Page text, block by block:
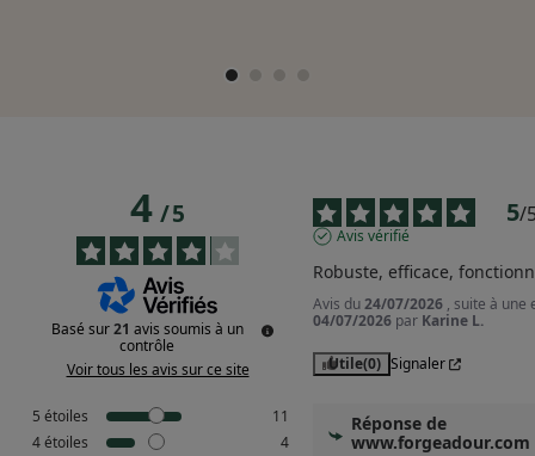
4/5
Basé sur21 avis soumis à un
contrôle
Voir tous les avis sur ce site
5 étoiles
11
4étoiles
4
5/
Avis vérifié
Robuste, efficace,
Avis du24/07/2026 , suite à une
04/07/2026 par Karine L.
Utile(0) Signaler
Réponse de
www.forgeadour.com